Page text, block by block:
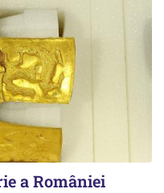
a României